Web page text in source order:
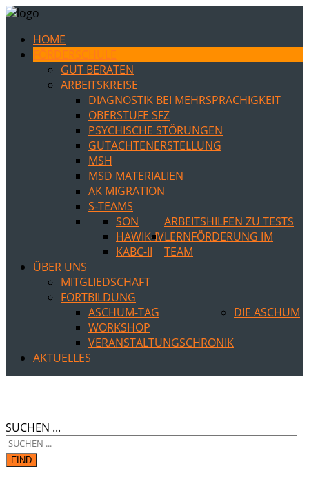
HOME
FÖRDERSCHULE
GUT BERATEN
ARBEITSKREISE
DIAGNOSTIK BEI MEHRSPRACHIGKEIT
OBERSTUFE SFZ
PSYCHISCHE STÖRUNGEN
GUTACHTENERSTELLUNG
MSH
MSD MATERIALIEN
AK MIGRATION
S-TEAMS
ARBEITSHILFEN ZU TESTS
SON
HAWIK-IV
KABC-II
LERNFÖRDERUNG IM
TEAM
ÜBER UNS
MITGLIEDSCHAFT
FORTBILDUNG
ASCHUM-TAG
WORKSHOP
VERANSTALTUNGSCHRONIK
DIE ASCHUM
AKTUELLES
SUCHEN ...
FIND